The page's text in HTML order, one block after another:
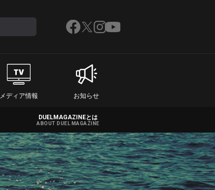
メディア情報 お知らせ
DUELMAGAZINEとは
ABOUT DUEL MAGAZINE